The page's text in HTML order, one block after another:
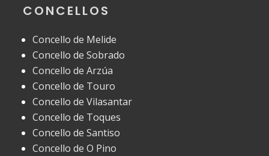
CONCELLOS
Concello de Melide
Concello de Sobrado
Concello de Arzúa
Concello de Touro
Concello de Vilasantar
Concello de Toques
Concello de Santiso
Concello de O Pino